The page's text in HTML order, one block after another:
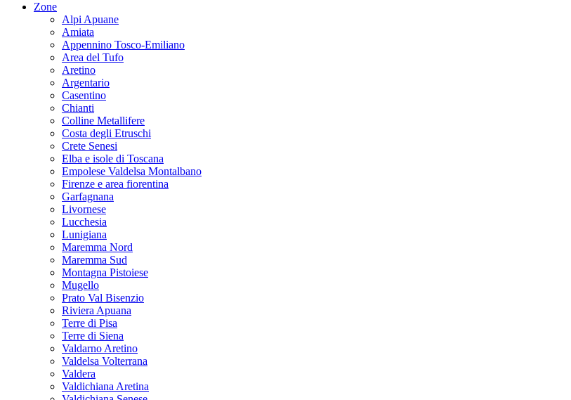
Zone
Alpi Apuane
Amiata
Appennino Tosco-Emiliano
Area del Tufo
Aretino
Argentario
Casentino
Chianti
Colline Metallifere
Costa degli Etruschi
Crete Senesi
Elba e isole di Toscana
Empolese Valdelsa Montalbano
Firenze e area fiorentina
Garfagnana
Livornese
Lucchesia
Lunigiana
Maremma Nord
Maremma Sud
Montagna Pistoiese
Mugello
Prato Val Bisenzio
Riviera Apuana
Terre di Pisa
Terre di Siena
Valdarno Aretino
Valdelsa Volterrana
Valdera
Valdichiana Aretina